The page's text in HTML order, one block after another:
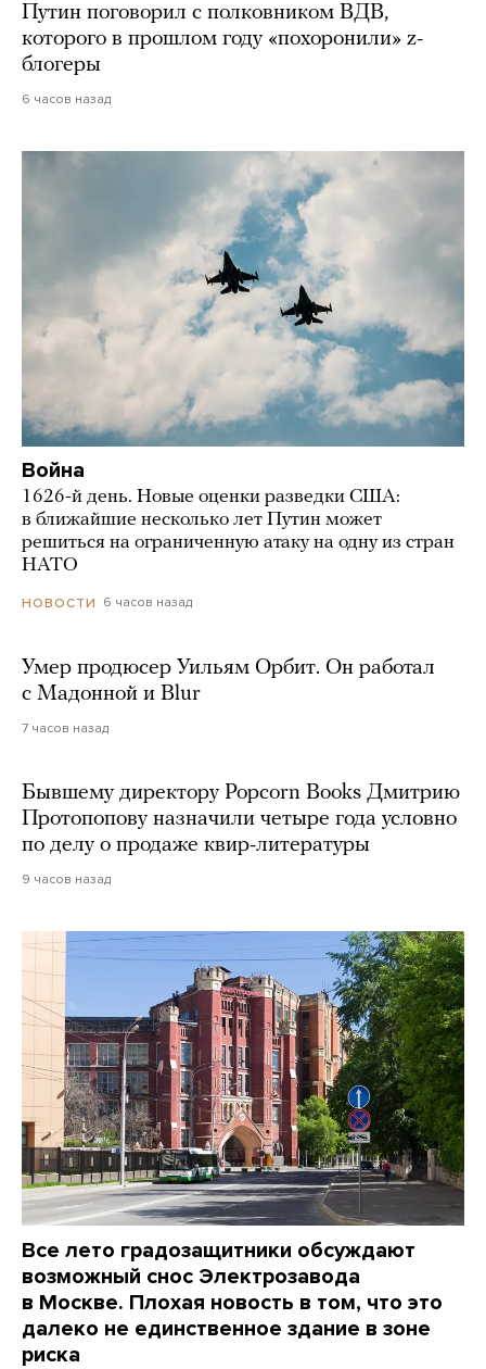
Путин поговорил с полковником ВДВ,
которого в прошлом году «похоронили» z-
блогеры
6 часов назад
Война
1626-й день. Новые оценки разведки США:
в ближайшие несколько лет Путин может
решиться на ограниченную атаку на одну из стран
НАТО
НОВОСТИ 6 часов назад
Умер продюсер Уильям Орбит. Он работал
с Мадонной и Blur
7 часов назад
Бывшему директору Popcorn Books Дмитрию
Протопопову назначили четыре года условно
по делу о продаже квир-литературы
9 часов назад
Все лето градозащитники обсуждают
возможный снос Электрозавода
в Москве. Плохая новость в том, что это
далеко не единственное здание в зоне
риска